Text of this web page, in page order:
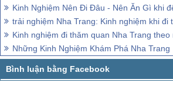
Kinh Nghiệm Nên Đi Đâu - Nên Ăn Gì khi đến
trải nghiệm Nha Trang: Kinh nghiệm khi đi thăm
Kinh nghiệm đi thăm quan Nha Trang theo
Những Kinh Nghiệm Khám Phá Nha Trang